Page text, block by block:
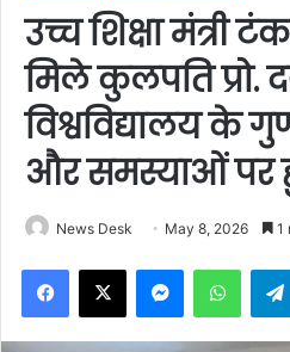
उच्च शिक्षा मंत्री
मिले कुलपति प्रो.
विश्वविद्यालय के
और समस्याओं पर
News Desk May 8, 2026 1
Facebook
X Messenger